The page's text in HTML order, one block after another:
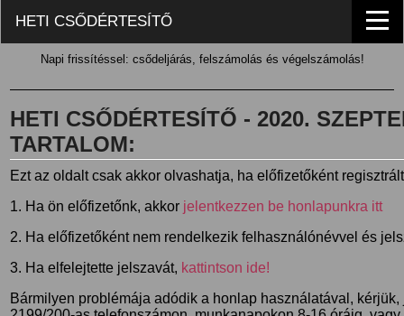
HETI CSŐDÉRTESÍTŐ
Napi frissítéssel: csődeljárás, felszámolás és végelszámolás!
HETI CSŐDÉRTESÍTŐ - 2020.
TARTALOM:
Ezt az oldalt csak akkor olvashatja, ha előfizetőként
1. Ha ön előfizetőnk, akkor jelentkezzen be honlapunkra itt
2. Ha előfizetőként nem rendelkezik felhasználónévvel és
3. Ha elfelejtette jelszavát, kattintson ide!
Bármilyen problémája adódik a honlap használatával,